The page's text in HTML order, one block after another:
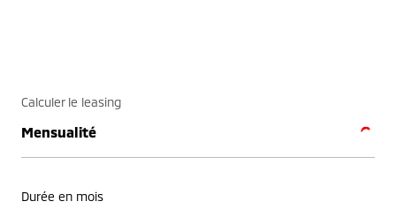
Calculer le leasing
Mensualité
Durée en mois